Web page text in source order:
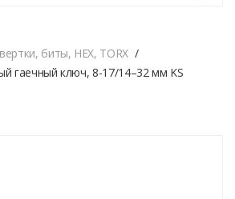
биты, HEX, TORX
гаечный ключ, 8-17/14–32 мм KS